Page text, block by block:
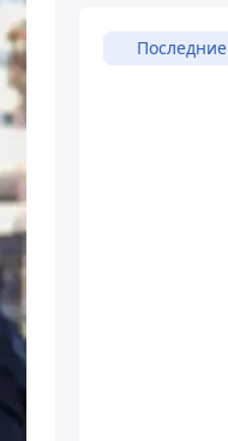
Последние